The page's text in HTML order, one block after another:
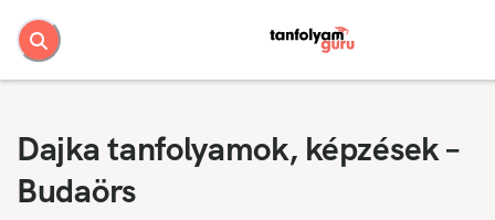
Dajka tanfolyamok, képzések –
Budaörs